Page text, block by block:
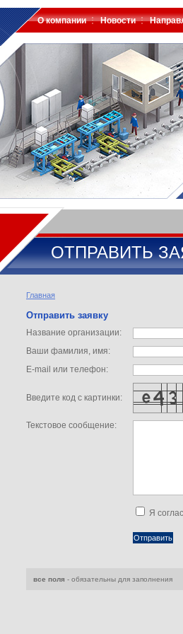
О компании Новости
ОТПРАВИТЬ
Главная
Отправить заявку
Название организации:
Ваши фамилия, имя:
E-mail или телефон:
Введите код с картинки:
Текстовое сообщение:
Я
все поля - обязательны для заполнения